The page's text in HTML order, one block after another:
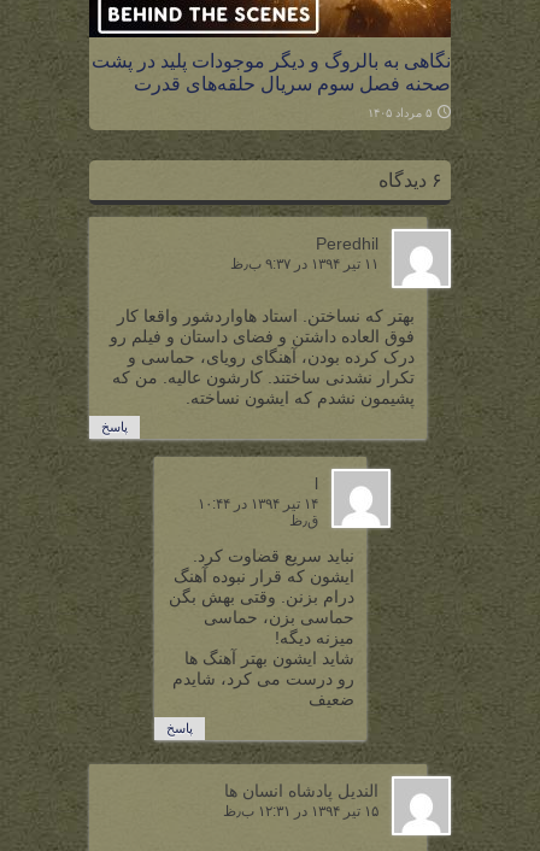
نگاهی به بالروگ و دیگر موجودات پلید در پشت
صحنه فصل سوم سریال حلقه‌های قدرت
۵ مرداد ۱۴۰۵
۶ دیدگاه
Peredhil
۱۱ تیر ۱۳۹۴ در ۹:۳۷ ب٫ظ
بهتر که نساختن. استاد هاواردشور واقعا کار
فوق العاده داشتن و فضاى داستان و فیلم رو
درک کرده بودن، آهنگای رویای، حماسی و
تکرار نشدنی ساختند. کارشون عالیه. من که
پشیمون نشدم که ایشون نساخته.
پاسخ
l
۱۴ تیر ۱۳۹۴ در ۱۰:۴۴
ق٫ظ
نباید سریع قضاوت کرد.
ایشون که قرار نبوده آهنگ
درام بزنن. وقتی بهش بگن
حماسی بزن، حماسی
میزنه دیگه!
شاید ایشون بهتر آهنگ ها
رو درست می کرد، شایدم
ضعیف
پاسخ
الندیل پادشاه انسان ها
۱۵ تیر ۱۳۹۴ در ۱۲:۳۱ ب٫ظ